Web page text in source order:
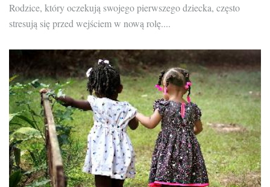
Rodzice, który oczekują swojego pierwszego dziecka, często
stresują się przed wejściem w nową rolę....